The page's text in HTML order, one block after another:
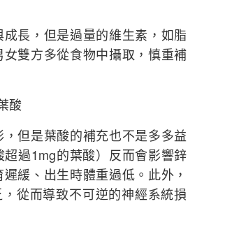
長，但是過量的維生素，如脂
雙方多從食物中攝取，慎重補
酸
但是葉酸的補充也不是多多益
過1mg的葉酸）反而會影響鋅
緩、出生時體重過低。此外，
從而導致不可逆的神經系統損